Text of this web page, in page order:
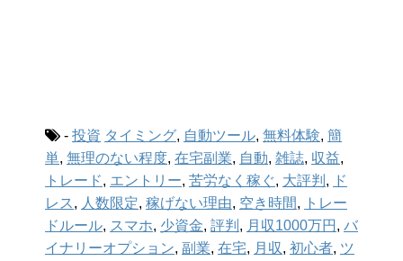
- 投資 タイミング, 自動ツール, 無料体験, 簡
単, 無理のない程度, 在宅副業, 自動, 雑誌, 収益,
トレード, エントリー, 苦労なく稼ぐ, 大評判 , ド
レス , 人数限定, 稼げない理由, 空き時間,
トレー
ドルール, スマホ, 少資金, 評判 , 月収1000万円 , バ
イナリーオプション, 副業, 在宅, 月収, 初心者, ツ